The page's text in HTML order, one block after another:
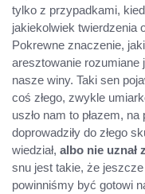
tylko z przypadkami,
jakiekolwiek twierdzenia
Pokrewne znaczenie,
aresztowanie rozumiane
nasze winy. Taki sen
coś złego, zwykle
uszło nam to płazem, na
doprowadziły do złego
wiedział, albo nie uznał
snu jest takie, że
powinniśmy być gotowi